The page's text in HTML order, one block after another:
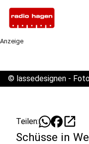
Anzeige
© lassedesignen -
Teilen: open_in_new
Schüsse in